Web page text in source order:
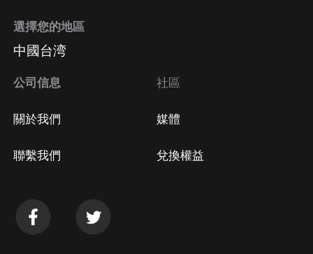
方法 Google Play取消訂閱方法
選擇您的地區
中國台湾
公司信息
關於我們
聯繫我們
社區
媒體
兌換權益